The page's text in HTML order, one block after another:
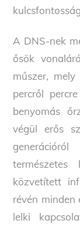
A DNS-nek
ősök
műszer,
percről
benyomás
végül erős
közvetített
révén minden
lelki